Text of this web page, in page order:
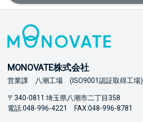
MONOVATE株式会社
営業課 八潮工場 (ISO9001認証取得工場)
〒340-0811 埼玉県八潮市二丁目358
電話:048-996-4221 FAX:048-996-8781